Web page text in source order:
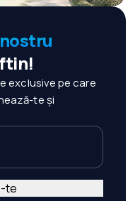
exclusive pe care
te și
te